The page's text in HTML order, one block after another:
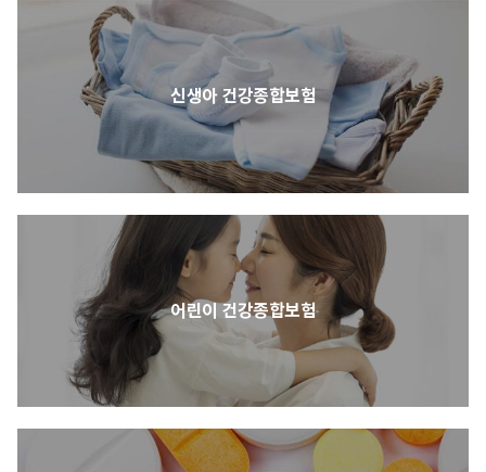
신생아 건강종합보험
어린이 건강종합보험